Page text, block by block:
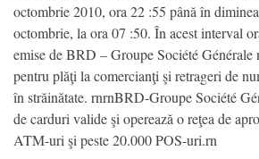
octombrie 2010, ora 22 :55 până în
octombrie, la ora 07 :50. În acest interval
emise de BRD – Groupe Société
pentru plăţi la comercianţi şi retrageri de
în străinătate. rnrnBRD-Groupe Société
de carduri valide şi operează o reţea de
ATM-uri şi peste 20.000 POS-uri.rn